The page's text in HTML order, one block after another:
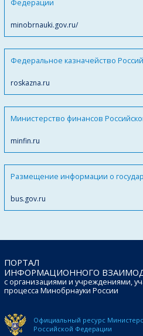
minobrnauki.gov.ru/
Федеральное казначейство
roskazna.ru
Министерство финансов
minfin.ru
Размещение информации о
bus.gov.ru
ПОРТАЛ
ИНФОРМАЦИОННОГО
с организациями и учреждениями,
процесса Минобрнауки России
Официальный ресурс
Российской Федерации